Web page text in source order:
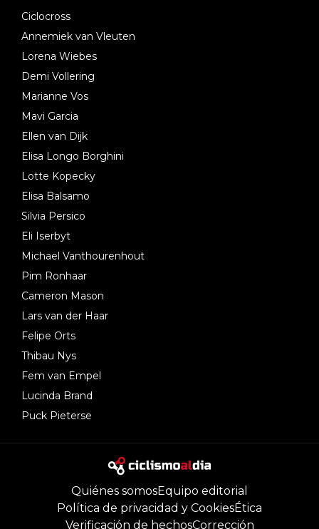
Ciclocross
Annemiek van Vleuten
Lorena Wiebes
Demi Vollering
Marianne Vos
Mavi Garcia
Ellen van Dijk
Elisa Longo Borghini
Lotte Kopecky
Elisa Balsamo
Silvia Persico
Eli Iserbyt
Michael Vanthourenhout
Pim Ronhaar
Cameron Mason
Lars van der Haar
Felipe Orts
Thibau Nys
Fem van Empel
Lucinda Brand
Puck Pieterse
Quiénes somosEquipo editorial
Política de privacidad y CookiesÉtica
Verificación de hechosCorrección